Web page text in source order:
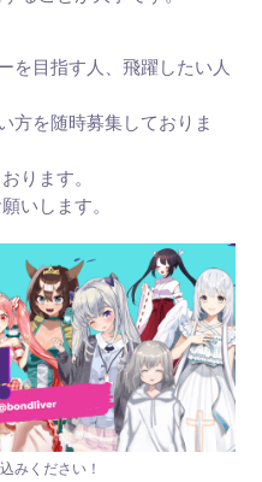
を目指す人、飛躍したい人
方を随時募集しておりま
ります。
いします。
みください！